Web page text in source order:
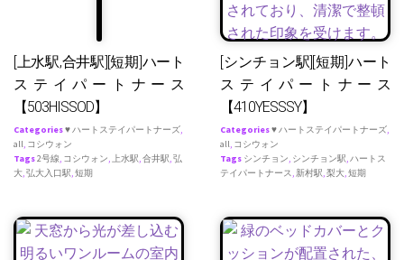
[上水駅,合井駅][短期]ハート
ステイパートナース
【503HISSOD】
Categories♥ ハートステイパートナーズ,
all, コシウォン
Tags2号線, コシウォン, 上水駅,合井駅,弘
大,弘大入口駅,短期
[シンチョン駅][短期]ハート
ステイパートナース
【410YESSSY】
Categories♥ ハートステイパートナーズ,
all, コシウォン
Tags シンチョン, シンチョン駅,ハートス
テイパートナース,新村駅,梨大,短期